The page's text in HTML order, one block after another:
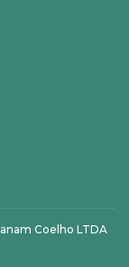
Coelho LTDA